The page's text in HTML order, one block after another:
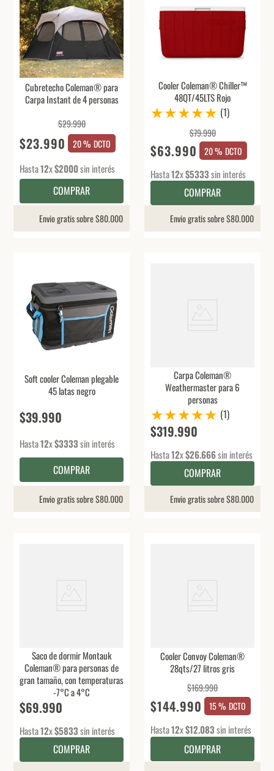
Cubretecho Coleman® para
Carpa Instant de 4 personas
$29.990
$23.990 20 % DCTO
Hasta12x$2000sin interés
COMPRAR
Envio gratis sobre $80.000
Cooler Coleman® Chiller™
48QT/45LTS Rojo
★★★★★ (1)
$79.990
$63.990 20 % DCTO
Hasta12x$5333sin interés
COMPRAR
Envio gratis sobre $80.000
Soft cooler Coleman plegable
45 latas negro
$39.990
Hasta12x$3333sin interés
COMPRAR
Envio gratis sobre $80.000
Carpa Coleman®
Weathermaster para 6
personas
★★★★★ (1)
$319.990
Hasta12x$26.666sin interés
COMPRAR
Envio gratis sobre $80.000
Saco de dormir Montauk
Coleman® para personas de
gran tamaño, con temperaturas
-7°C a 4°C
$69.990
Hasta12x$5833sin interés
COMPRAR
Cooler Convoy Coleman®
28qts/27 litros gris
$169.990
$144.990 15 % DCTO
Hasta12x$12.083sin interés
COMPRAR